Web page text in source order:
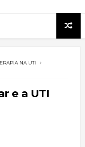
NA UTI
e a UTI